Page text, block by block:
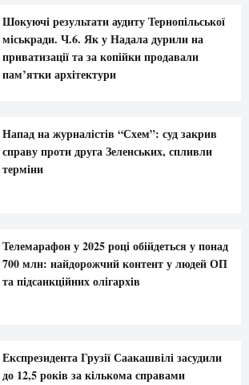
Шокуючі результати аудиту Тернопільської
міськради. Ч.6. Як у Надала дурили на
приватизації та за копійки продавали
пам’ятки архітектури
Напад на журналістів “Схем”: суд закрив
справу проти друга Зеленських, спливли
терміни
Телемарафон у 2025 році обійдеться у понад
700 млн: найдорожчий контент у людей ОП
та підсанкційних олігархів
Експрезидента Грузії Саакашвілі засудили
до 12,5 років за кількома справами